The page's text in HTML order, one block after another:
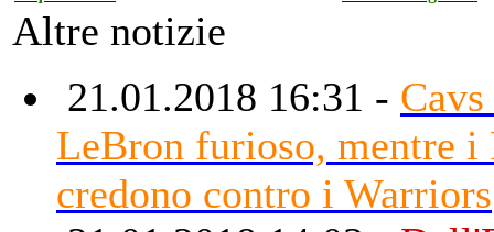
Altre notizie
21.01.2018 16:31 -
LeBron furioso, mentre i
credono contro i Warriors